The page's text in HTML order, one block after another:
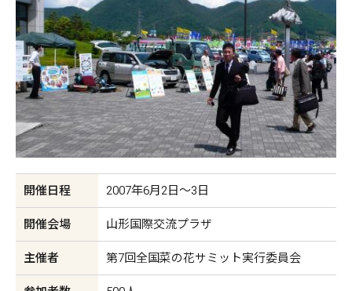
開催日程 2007年6月2日〜3日
開催会場 山形国際交流プラザ
主催者 第7回全国菜の花サミット実行委員会